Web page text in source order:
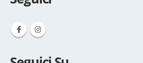
Seguici